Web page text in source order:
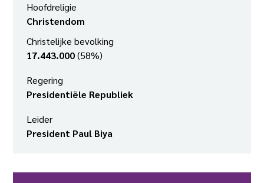
Hoofdreligie
Christendom
Christelijke bevolking
17.443.000(58%)
Regering
Presidentiële Republiek
Leider
President Paul Biya